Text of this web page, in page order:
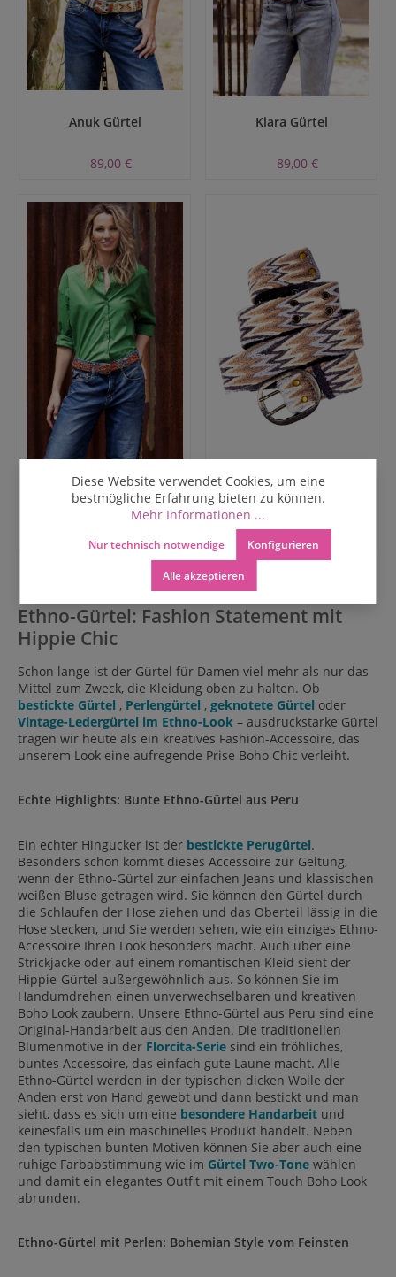
Anuk Gürtel
89,00 €
Kiara Gürtel
89,00 €
Adriana Snappy Gürtel
69,00 €
Grace Gürtel
89,00 €
2 3 4
Ethno-Gürtel: Fashion Statement mit
Hippie Chic
Schon lange ist der Gürtel für Damen viel mehr als nur das
Mittel zum Zweck, die Kleidung oben zu halten. Ob
bestickte Gürtel , Perlengürtel , geknotete Gürtel oder
Vintage-Ledergürtel im Ethno-Look – ausdruckstarke Gürtel
tragen wir heute als ein kreatives Fashion-Accessoire, das
unserem Look eine aufregende Prise Boho Chic verleiht.
Echte Highlights: Bunte Ethno-Gürtel aus Peru
Ein echter Hingucker ist der bestickte Perugürtel.
Besonders schön kommt dieses Accessoire zur Geltung,
wenn der Ethno-Gürtel zur einfachen Jeans und klassischen
weißen Bluse getragen wird. Sie können den Gürtel durch
die Schlaufen der Hose ziehen und das Oberteil lässig in die
Hose stecken, und Sie werden sehen, wie ein einziges Ethno-
Accessoire Ihren Look besonders macht. Auch über eine
Strickjacke oder auf einem romantischen Kleid sieht der
Hippie-Gürtel außergewöhnlich aus. So können Sie im
Handumdrehen einen unverwechselbaren und kreativen
Boho Look zaubern. Unsere Ethno-Gürtel aus Peru sind eine
Original-Handarbeit aus den Anden. Die traditionellen
Blumenmotive in der Florcita-Serie sind ein fröhliches,
buntes Accessoire, das einfach gute Laune macht. Alle
Ethno-Gürtel werden in der typischen dicken Wolle der
Anden erst von Hand gewebt und dann bestickt und man
sieht, dass es sich um eine besondere Handarbeit und
keinesfalls um ein maschinelles Produkt handelt. Neben
den typischen bunten Motiven können Sie aber auch eine
ruhige Farbabstimmung wie im Gürtel Two-Tone wählen
und damit ein elegantes Outfit mit einem Touch Boho Look
abrunden.
Ethno-Gürtel mit Perlen: Bohemian Style vom Feinsten
Diese Website verwendet Cookies, um eine
bestmögliche Erfahrung bieten zu können.
Mehr Informationen ...
Nur technisch notwendige Konfigurieren
Alle akzeptieren